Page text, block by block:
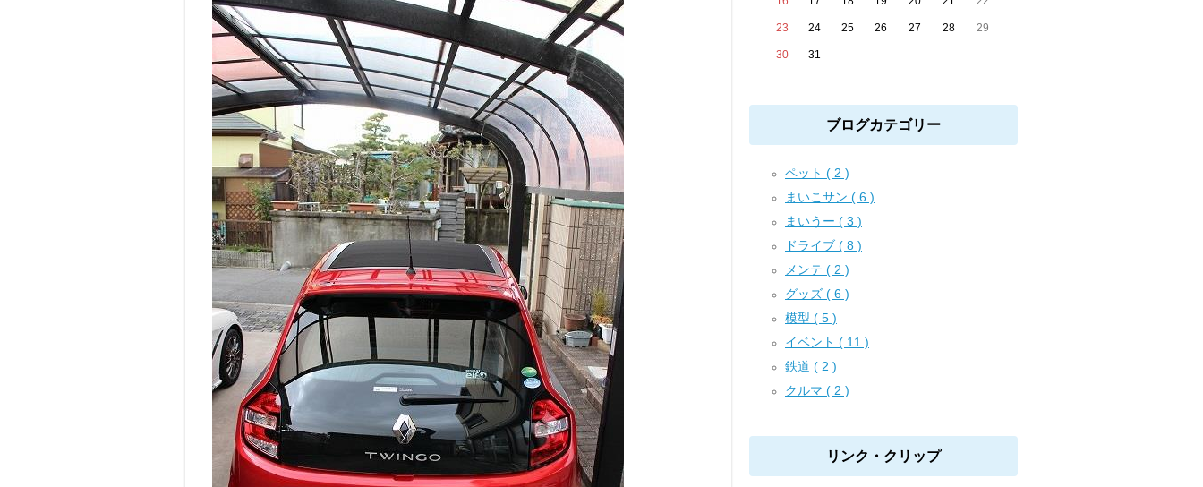
23 24 25 26 27 28 29
30 31
ブログカテゴリー
ペット ( 2 )
まいこサン ( 6 )
まいうー ( 3 )
ドライブ ( 8 )
メンテ ( 2 )
グッズ ( 6 )
模型 ( 5 )
イベント ( 11 )
鉄道 ( 2 )
クルマ ( 2 )
リンク・クリップ